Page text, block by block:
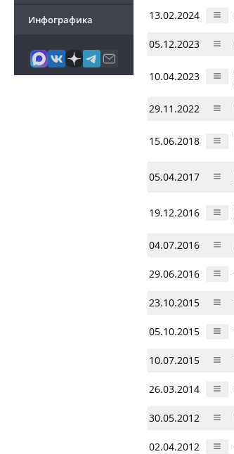
Инфографика 13.02.2024
05.12.2023
10.04.2023
29.11.2022
15.06.2018
05.04.2017
19.12.2016
04.07.2016
29.06.2016
23.10.2015
05.10.2015
10.07.2015
26.03.2014
30.05.2012
02.04.2012